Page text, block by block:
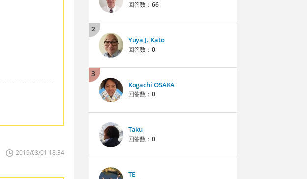
2019/03/01 18:34
回答数： 66
2
Yuya J. Kato
回答数： 0
3
Kogachi OSAKA
回答数： 0
Taku
回答数： 0
TE